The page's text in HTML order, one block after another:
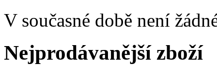
V současné době není
Nejprodávanější zboží